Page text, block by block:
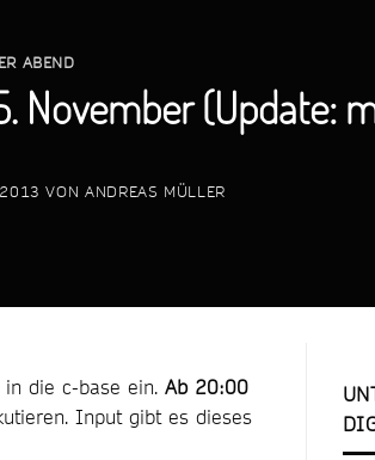
ABEND
November (Update:
VONANDREAS MÜLLER
die c-base ein. Ab 20:00
Input gibt es dieses